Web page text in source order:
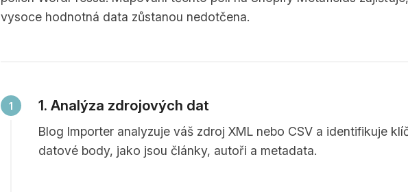
vysoce hodnotná data zůstanou nedotčena.
1. Analýza zdrojových dat
Blog Importer analyzuje váš zdroj XML nebo CSV a identifikuje
datové body, jako jsou články, autoři a metadata.